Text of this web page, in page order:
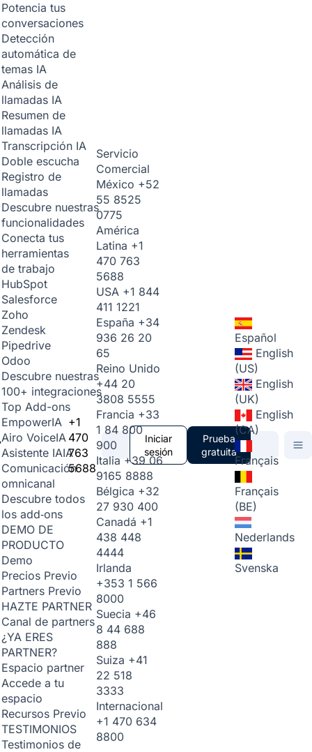
Potencia tus
conversaciones
Detección
automática de
temas IA
Análisis de
llamadas IA
Resumen de
llamadas IA
Transcripción IA
Doble escucha
Registro de
llamadas
Descubre nuestras
funcionalidades
Conecta tus
herramientas
de trabajo
HubSpot
Salesforce
Zoho
Zendesk
Pipedrive
Odoo
Descubre nuestras
100+ integraciones
Top Add-ons
EmpowerIA
Airo VoiceIA
Asistente IAIA
Comunicación
omnicanal
Descubre todos
los add‑ons
DEMO DE
PRODUCTO
Demo
Precios Previo
Partners Previo
HAZTE PARTNER
Canal de partners
¿YA ERES
PARTNER?
Espacio partner
Accede a tu
espacio
Recursos Previo
TESTIMONIOS
Testimonios de
+1
470
763
5688
Servicio
Comercial
México +52
55 8525
0775
América
Latina +1
470 763
5688
USA +1 844
411 1221
España +34
936 26 20
65
Reino Unido
+44 20
3808 5555
Francia +33
1 84 800
900
Italia +39 06
9165 8888
Bélgica +32
27 930 400
Canadá +1
438 448
4444
Irlanda
+353 1 566
8000
Suecia +46
8 44 688
888
Suiza +41
22 518
3333
Internacional
+1 470 634
8800
Iniciar
sesión
Prueba
gratuita
Español
English
(US)
English
(UK)
English
(CA)
Français
Français
(BE)
Nederlands
Svenska